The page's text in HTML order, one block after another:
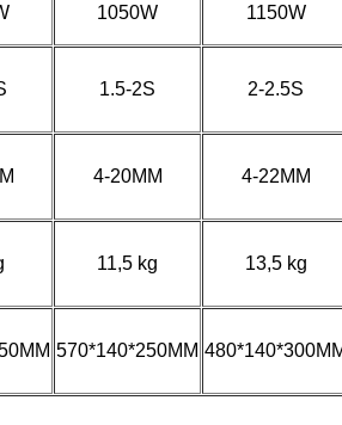
1050W 1150W
1.5-2S 2-2.5S
4-20MM 4-22MM
11,5 kg 13,5 kg
570*140*250MM